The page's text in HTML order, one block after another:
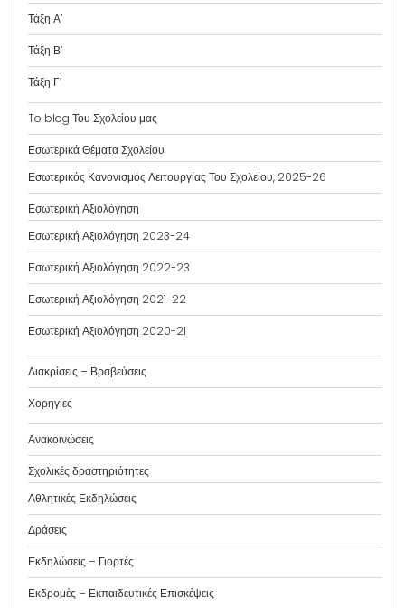
Τάξη Α’
Τάξη Β’
Τάξη Γ’
To blog Του Σχολείου μας
Εσωτερικά Θέματα Σχολείου
Εσωτερικός Κανονισμός Λειτουργίας Του Σχολείου, 2025-26
Εσωτερική Αξιολόγηση
Εσωτερική Αξιολόγηση 2023-24
Εσωτερική Αξιολόγηση 2022-23
Εσωτερική Αξιολόγηση 2021-22
Εσωτερική Αξιολόγηση 2020-21
Διακρίσεις – Βραβεύσεις
Χορηγίες
Ανακοινώσεις
Σχολικές δραστηριότητες
Αθλητικές Εκδηλώσεις
Δράσεις
Εκδηλώσεις – Γιορτές
Εκδρομές – Εκπαιδευτικές Επισκέψεις